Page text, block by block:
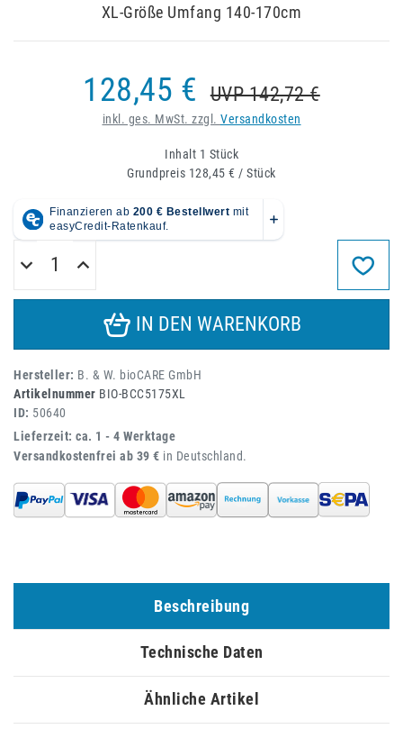
XL-Größe Umfang 140-170cm
128,45 € UVP 142,72 €
inkl. ges. MwSt. zzgl. Versandkosten
Inhalt 1 Stück
Grundpreis 128,45 € / Stück
IN DEN WARENKORB
Hersteller: B. & W. bioCARE GmbH
Artikelnummer BIO-BCC5175XL
ID: 50640
Lieferzeit: ca. 1 - 4 Werktage
Versandkostenfrei ab 39 € in Deutschland.
Beschreibung
Technische Daten
Ähnliche Artikel